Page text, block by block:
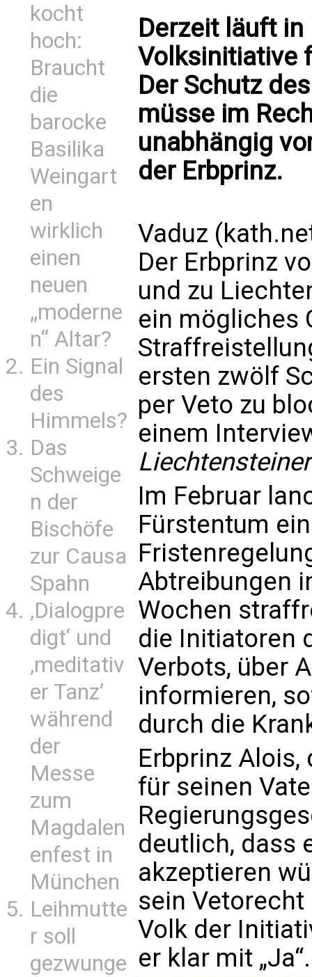
kocht
hoch:
Braucht
die
barocke
Basilika
Weingart
en
wirklich
einen
neuen
„moderne
n“ Altar?
Ein Signal
des
Himmels?
Das
Schweige
n der
Bischöfe
zur Causa
Spahn
‚Dialogpre
digt‘ und
‚meditativ
er Tanz’
während
der
Messe
zum
Magdalen
enfest in
München
Leihmutte
r soll
gezwunge
Derzeit läuft
Volksinitiative
Der Schutz
müsse im
unabhängig
der Erbprinz.
Vaduz
Der Erbprinz
und zu
ein mögliches
ersten zwölf
per Veto zu
einem
Im Februar
Fürstentum
Abtreibungen
Wochen
die Initiatoren
Verbots, über
informieren,
durch die
Erbprinz
für seinen
deutlich, dass
akzeptieren
sein
Volk der
er klar mit „Ja“.